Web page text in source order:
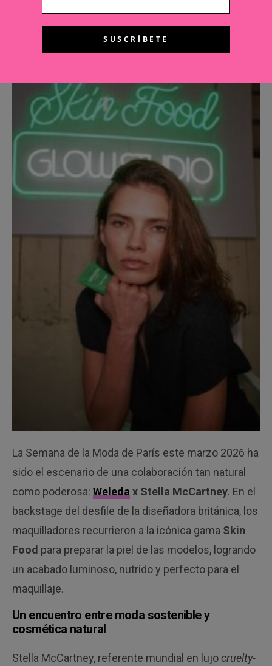
backstage de la Semana de la Moda de
La Semana de la Moda de París este marzo 2026 ha
sido el escenario de una colaboración tan natural
como poderosa:Weleda x Stella McCartney. En el
backstage del desfile de la diseñadora británica, los
maquilladores recurrieron a la icónica gama Skin
Food para preparar la piel de las modelos, logrando
un acabado luminoso, nutrido y perfecto para el
maquillaje.
Un encuentro entre moda sostenible y
cosmética natural
Stella McCartney, referente mundial en lujocruelty-